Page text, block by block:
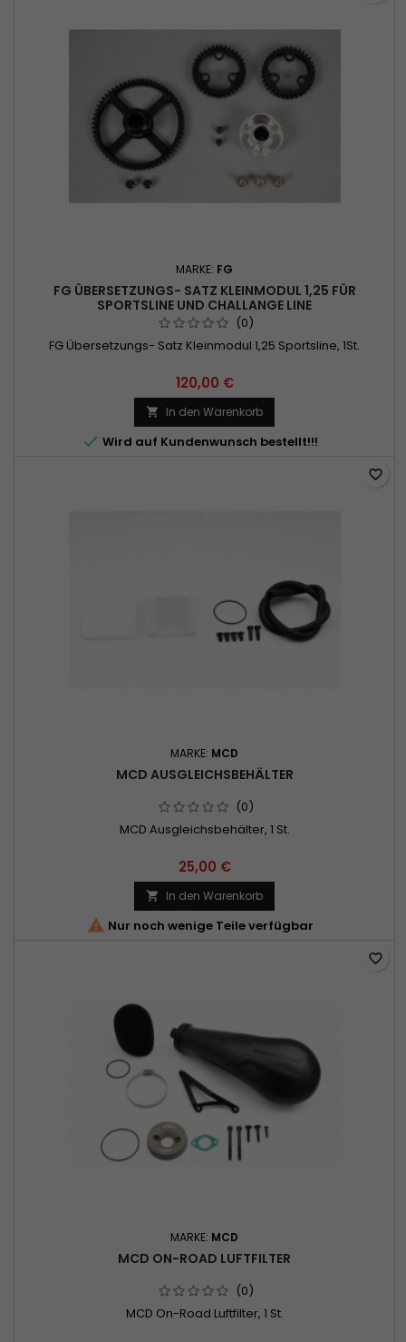
MARKE: FG
FG ÜBERSETZUNGS- SATZ KLEINMODUL 1,25 FÜR
SPORTSLINE UND CHALLANGE LINE
(0)
FG Übersetzungs- Satz Kleinmodul 1,25 Sportsline, 1St.
120,00 €
 In den Warenkorb
 Wird auf Kundenwunsch bestellt!!!
MARKE: MCD
MCD AUSGLEICHSBEHÄLTER
(0)
MCD Ausgleichsbehälter, 1 St.
25,00 €
 In den Warenkorb
 Nur noch wenige Teile verfügbar
favorite_border
MARKE: MCD
MCD ON-ROAD LUFTFILTER
(0)
MCD On-Road Luftfilter, 1 St.
favorite_border